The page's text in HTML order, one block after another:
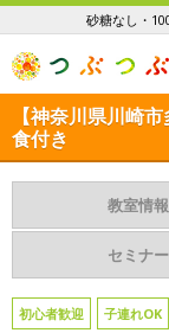
砂糖なし・
【神奈川県川崎
食付き
教室情報
セミナー
初心者歓迎 子連れOK